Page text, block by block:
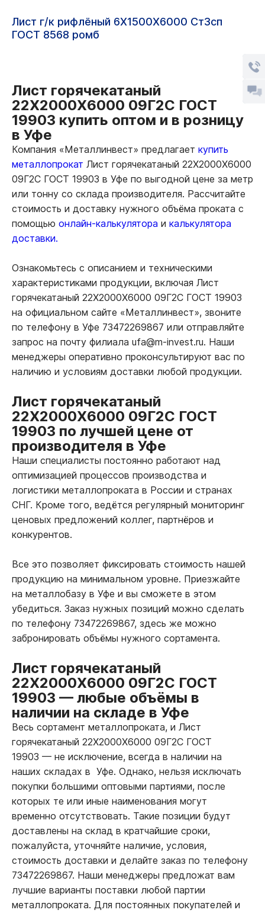
Лист г/к рифлёный 6Х1500Х6000 Ст3сп
ГОСТ 8568 ромб
Лист горячекатаный
22Х2000Х6000 09Г2С ГОСТ
19903 купить оптом и в розницу
в Уфе
Компания «Металлинвест» предлагает купить
металлопрокат Лист горячекатаный 22Х2000Х6000
09Г2С ГОСТ 19903 в Уфе по выгодной цене за метр
или тонну со склада производителя. Рассчитайте
стоимость и доставку нужного объёма проката с
помощью онлайн-калькулятора и калькулятора
доставки.
Ознакомьтесь с описанием и техническими
характеристиками продукции, включая Лист
горячекатаный 22Х2000Х6000 09Г2С ГОСТ 19903
на официальном сайте «Металлинвест», звоните
по телефону в Уфе 73472269867 или отправляйте
запрос на почту филиала ufa@m-invest.ru. Наши
менеджеры оперативно проконсультируют вас по
наличию и условиям доставки любой продукции.
Лист горячекатаный
22Х2000Х6000 09Г2С ГОСТ
19903 по лучшей цене от
производителя в Уфе
Наши специалисты постоянно работают над
оптимизацией процессов производства и
логистики металлопроката в России и странах
СНГ. Кроме того, ведётся регулярный мониторинг
ценовых предложений коллег, партнёров и
конкурентов.
Все это позволяет фиксировать стоимость нашей
продукцию на минимальном уровне. Приезжайте
на металлобазу в Уфе и вы сможете в этом
убедиться. Заказ нужных позиций можно сделать
по телефону 73472269867, здесь же можно
забронировать объёмы нужного сортамента.
Лист горячекатаный
22Х2000Х6000 09Г2С ГОСТ
19903 — любые объёмы в
наличии на складе в Уфе
Весь сортамент металлопроката, и Лист
горячекатаный 22Х2000Х6000 09Г2С ГОСТ
19903 — не исключение, всегда в наличии на
наших складах в Уфе. Однако, нельзя исключать
покупки большими оптовыми партиями, после
которых те или иные наименования могут
временно отсутствовать. Такие позиции будут
доставлены на склад в кратчайшие сроки,
пожалуйста, уточняйте наличие, условия,
стоимость доставки и делайте заказ по телефону
73472269867. Наши менеджеры предложат вам
лучшие варианты поставки любой партии
металлопроката. Для постоянных покупателей и